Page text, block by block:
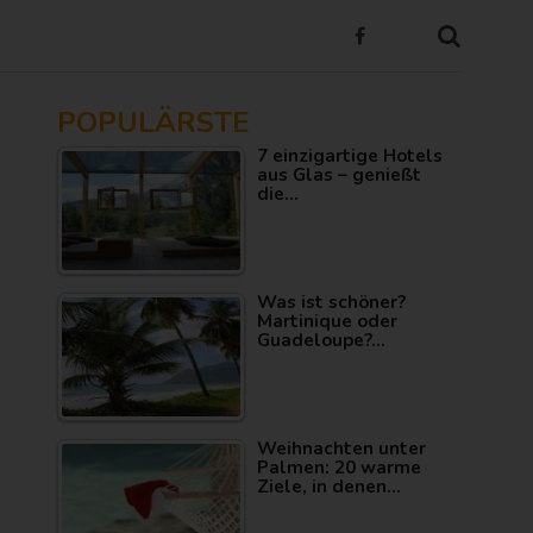
POPULÄRSTE
7 einzigartige Hotels
aus Glas – genießt
die…
Was ist schöner?
Martinique oder
Guadeloupe?…
Weihnachten unter
Palmen: 20 warme
Ziele, in denen…